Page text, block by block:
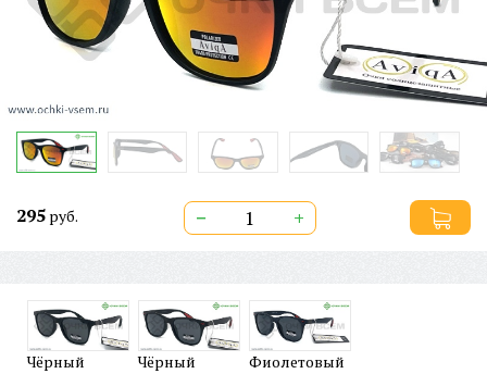
295 руб. − +
Чёрный Чёрный Фиолетовый